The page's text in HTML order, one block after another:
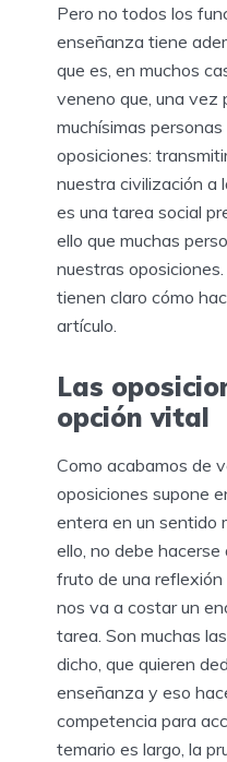
Pero no todos los
enseñanza tiene
que es, en muchos
veneno que, una vez
muchísimas
oposiciones:
nuestra civilización a
es una tarea social
ello que muchas
nuestras
tienen claro cómo
artículo.
Las
opción vital
Como acabamos de
oposiciones supone
entera en un sentido
ello, no debe hacerse
fruto de una
nos va a costar un
tarea. Son muchas
dicho, que quieren
enseñanza y eso
competencia para
temario es largo, la